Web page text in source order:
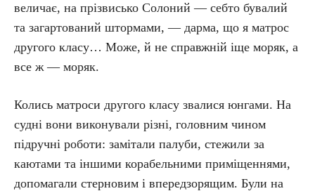
величає, на прізвисько Солоний — себто бувалий
та загартований штормами, — дарма, що я матрос
другого класу… Може, й не справжній іще моряк, а
все ж — моряк.
Колись матроси другого класу звалися юнгами. На
судні вони виконували різні, головним чином
підручні роботи: замітали палуби, стежили за
каютами та іншими корабельними приміщеннями,
допомагали стерновим і впередзорящим. Були на